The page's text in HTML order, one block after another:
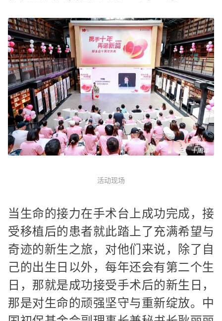
活动现场
当生命的接力在手术台上成功完成，接
受移植后的患者就此踏上了充满希望与
奇迹的新生之旅，对他们来说，除了自
己的出生日以外，每年还会有第二个生
日，那就是成功接受手术后的新生日，
那是对生命的顽强坚守与重新绽放。中